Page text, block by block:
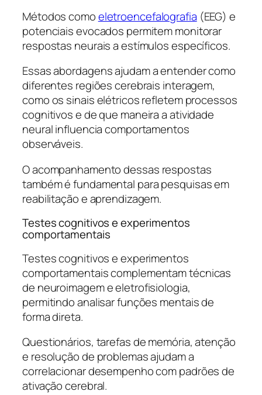
Métodos comoeletroencefalografia (EEG) e
potenciais evocados permitem monitorar
respostas neurais a estímulos específicos.
Essas abordagens ajudam a entender como
diferentes regiões cerebrais interagem,
como os sinais elétricos refletem processos
cognitivos e de que maneira a atividade
neural influencia comportamentos
observáveis.
O acompanhamento dessas respostas
também é fundamental para pesquisas em
reabilitação e aprendizagem.
Testes cognitivos e experimentos
comportamentais
Testes cognitivos e experimentos
comportamentais complementam técnicas
de neuroimagem e eletrofisiologia,
permitindo analisar funções mentais de
forma direta.
Questionários, tarefas de memória, atenção
e resolução de problemas ajudam a
correlacionar desempenho com padrões de
ativação cerebral.